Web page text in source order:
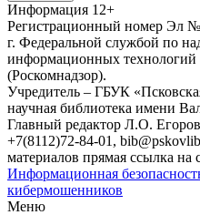
Информация 12+
Регистрационный номер Эл
г. Федеральной службой по
информационных
(Роскомнадзор).
Учредитель – ГБУК
научная библиотека имени
Главный редактор Л.О.
+7(8112)72-84-01,
материалов прямая ссылка на
Информационная
кибермошенников
Меню